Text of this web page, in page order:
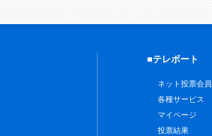
■テレボート
ネット投票会
各種サービス
マイページ
投票結果